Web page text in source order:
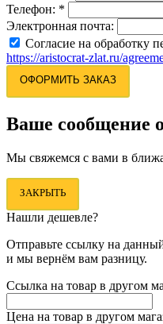
Телефон: *
Электронная почта:
Согласие на обработку
https://aristocrat-zlat.ru/
ОФОРМИТЬ ЗАКАЗ
Ваше сообщение
Мы свяжемся с вами в
ЗАКРЫТЬ
Нашли дешевле?
Отправьте ссылку на
и мы вернём вам разницу.
Ссылка на товар в другом
Цена на товар в другом